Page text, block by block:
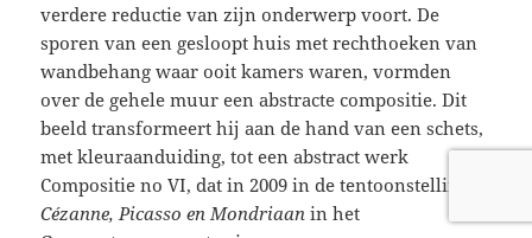
verdere reductie van zijn onderwerp voort. De
sporen van een gesloopt huis met rechthoeken van
wandbehang waar ooit kamers waren, vormden
over de gehele muur een abstracte compositie. Dit
beeld transformeert hij aan de hand van een schets,
met kleuraanduiding, tot een abstract werk
Compositie no VI, dat in 2009 in de tentoonstelling
Cézanne, Picasso en Mondriaan in het